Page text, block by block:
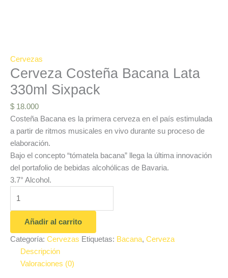
Cervezas
Cerveza Costeña Bacana Lata
330ml Sixpack
$ 18.000
Costeña Bacana es la primera cerveza en el país estimulada
a partir de ritmos musicales en vivo durante su proceso de
elaboración.
Bajo el concepto “tómatela bacana” llega la última innovación
del portafolio de bebidas alcohólicas de Bavaria.
3.7° Alcohol.
Añadir al carrito
Categoría: Cervezas Etiquetas: Bacana, Cerveza
Descripción
Valoraciones (0)